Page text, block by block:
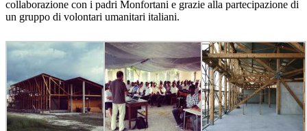
collaborazione con i padri Monfortani e grazie alla partecipazione di
un gruppo di volontari umanitari italiani.